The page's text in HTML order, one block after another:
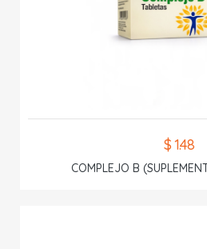
$ 1.48
COMPLEJO B